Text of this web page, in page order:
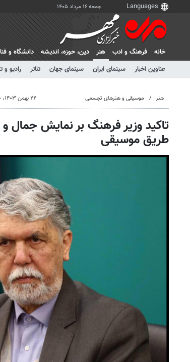
جمعه ۱۶ مرداد ۱۴۰۵
خانه فرهنگ و ادب
هنر
عناوین اخبار
سینمای ایران سینمای جهان تئاتر رادیو و
دين، حوزه، انديشه دانشگاه و
هنر موسیقی و هنرهای تجسمی ۲۴ بهمن ۱۴۰۳، ۱۵:۱۰
تاکید وزیر فرهنگ بر نمایش جمال
طریق موسیقی